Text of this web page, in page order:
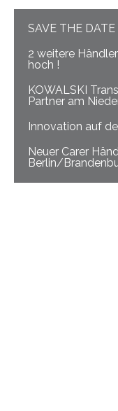
SAVE THE DATE
2 weitere
hoch !
KOWALSKI
Partner am
Innovation auf
Neuer Carer
Berlin/